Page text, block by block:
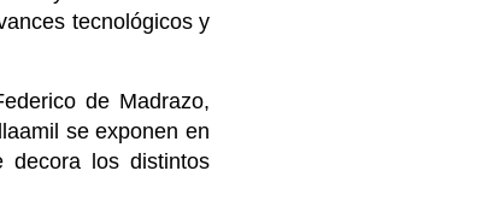
tecnológicos y
de Madrazo,
se exponen en
decora los distintos